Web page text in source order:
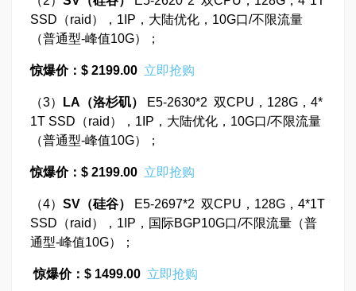
SSD（raid），1IP，大陆优化，10G口/不限流量
（普通型-峰值10G）；
惊爆价：$ 2199.00 立即抢购
（3） LA （洛杉矶）
E5-2630*2 双CPU，128G，4*
1T SSD（raid），1IP，大陆优化，10G口/不限流量
（普通型-峰值10G）；
惊爆价：$ 2199.00 立即抢购
（4） SV （硅谷）
E5-2697*2 双CPU，128G，4*1T
SSD（raid），1IP，国际BGP10G口/不限流量（普
通型-峰值10G）；
惊爆价：$ 1499.00 立即抢购